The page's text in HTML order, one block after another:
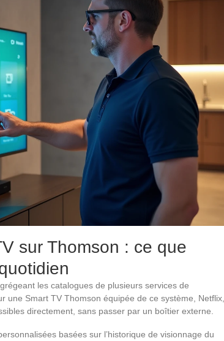
sur Thomson : ce que
les catalogues de plusieurs services de
une Smart TV Thomson équipée de ce système, Netflix,
directement, sans passer par un boîtier externe.
basées sur l’historique de visionnage du